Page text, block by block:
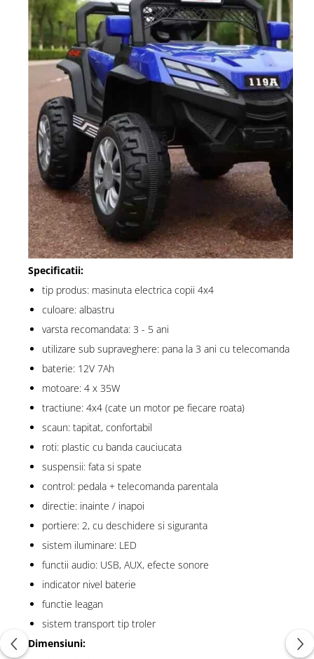
Specificatii:
tip produs: masinuta electrica copii 4x4
culoare: albastru
varsta recomandata: 3 - 5 ani
utilizare sub supraveghere: pana la 3 ani cu telecomanda
baterie: 12V 7Ah
motoare: 4 x 35W
tractiune: 4x4 (cate un motor pe fiecare roata)
scaun: tapitat, confortabil
roti: plastic cu banda cauciucata
suspensii: fata si spate
control: pedala + telecomanda parentala
directie: inainte / inapoi
portiere: 2, cu deschidere si siguranta
sistem iluminare: LED
functii audio: USB, AUX, efecte sonore
indicator nivel baterie
functie leagan
sistem transport tip troler
Dimensiuni: